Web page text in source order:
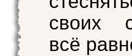
своих
всё